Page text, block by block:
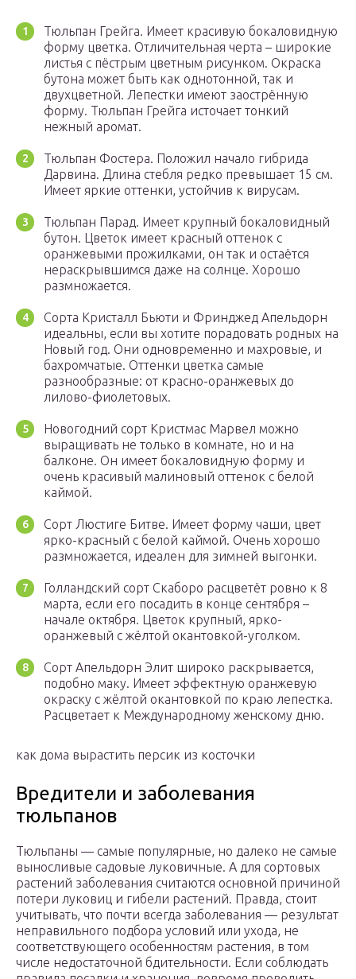
Тюльпан Грейга. Имеет красивую бокаловидную
форму цветка. Отличительная черта – широкие
листья с пёстрым цветным рисунком. Окраска
бутона может быть как однотонной, так и
двухцветной. Лепестки имеют заострённую
форму. Тюльпан Грейга источает тонкий
нежный аромат.
Тюльпан Фостера. Положил начало гибрида
Дарвина. Длина стебля редко превышает 15 см.
Имеет яркие оттенки, устойчив к вирусам.
Тюльпан Парад. Имеет крупный бокаловидный
бутон. Цветок имеет красный оттенок с
оранжевыми прожилками, он так и остаётся
нераскрывшимся даже на солнце. Хорошо
размножается.
Сорта Кристалл Бьюти и Фринджед Апельдорн
идеальны, если вы хотите порадовать родных на
Новый год. Они одновременно и махровые, и
бахромчатые. Оттенки цветка самые
разнообразные: от красно-оранжевых до
лилово-фиолетовых.
Новогодний сорт Кристмас Марвел можно
выращивать не только в комнате, но и на
балконе. Он имеет бокаловидную форму и
очень красивый малиновый оттенок с белой
каймой.
Сорт Люстиге Битве. Имеет форму чаши, цвет
ярко-красный с белой каймой. Очень хорошо
размножается, идеален для зимней выгонки.
Голландский сорт Скаборо расцветёт ровно к 8
марта, если его посадить в конце сентября –
начале октября. Цветок крупный, ярко-
оранжевый с жёлтой окантовкой-уголком.
Сорт Апельдорн Элит широко раскрывается,
подобно маку. Имеет эффектную оранжевую
окраску с жёлтой окантовкой по краю лепестка.
Расцветает к Международному женскому дню.
как дома вырастить персик из косточки
Вредители и заболевания
тюльпанов
Тюльпаны — самые популярные, но далеко не самые
выносливые садовые луковичные. А для сортовых
растений заболевания считаются основной причиной
потери луковиц и гибели растений. Правда, стоит
учитывать, что почти всегда заболевания — результат
неправильного подбора условий или ухода, не
соответствующего особенностям растения, в том
числе недостаточной бдительности. Если соблюдать